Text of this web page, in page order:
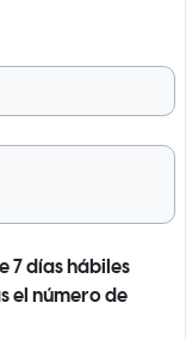
7 días hábiles
el número de